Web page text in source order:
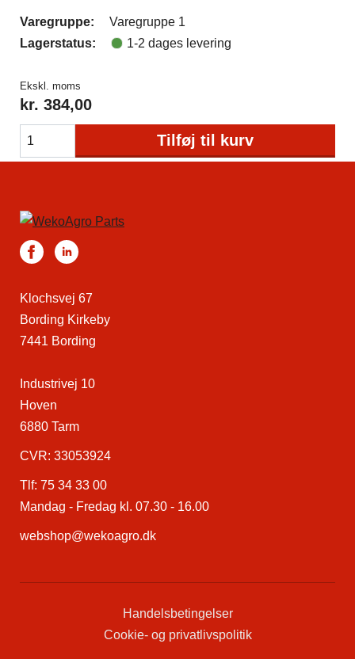
Varegruppe:
Varegruppe 1
Lagerstatus:
1-2 dages levering
Ekskl. moms
kr. 384,00
Tilføj til kurv
Klochsvej 67
Bording Kirkeby
7441 Bording
Industrivej 10
Hoven
6880 Tarm
CVR: 33053924
Tlf: 75 34 33 00
Mandag - Fredag kl. 07.30 - 16.00
webshop@wekoagro.dk
Handelsbetingelser
Cookie- og privatlivspolitik